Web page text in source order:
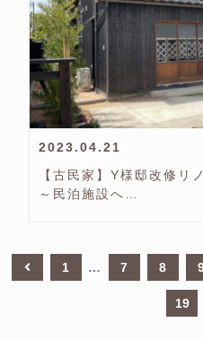
2023.04.21
【古民家】Y様邸改修リ
～民泊施設へ…
1 … 7 8
19